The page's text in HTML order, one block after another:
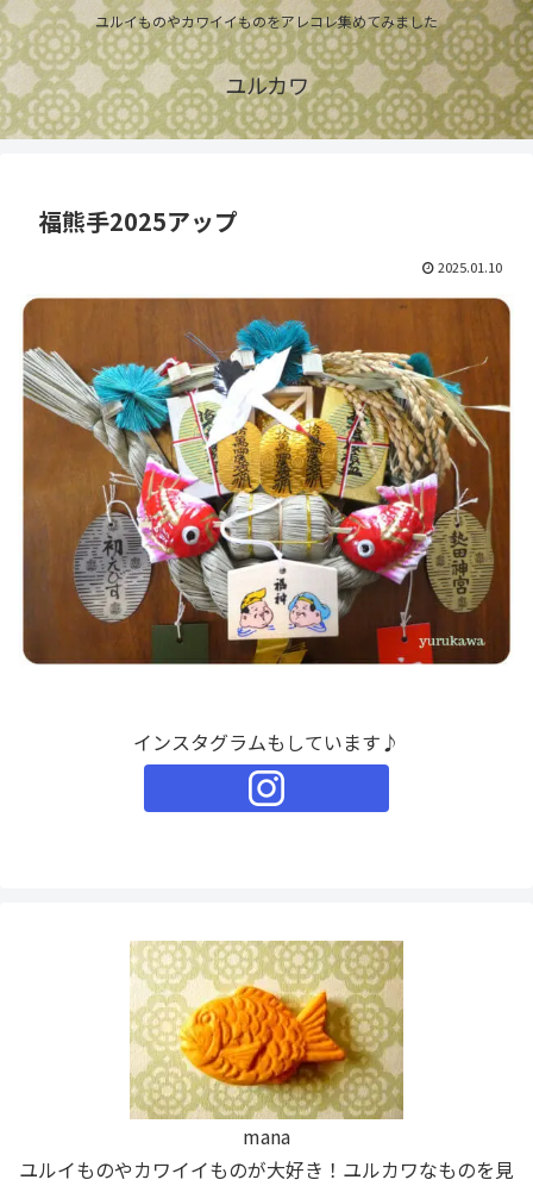
ユルイものやカワイイものをアレコレ集めてみました
ユルカワ
福熊手2025アップ
2025.01.10
インスタグラムもしています♪
mana
ユルイものやカワイイものが大好き！ユルカワなものを見